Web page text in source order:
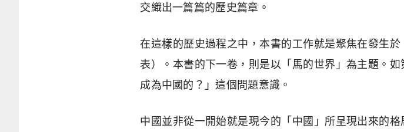
交織出一篇篇的歷史篇章。
在這樣的歷史過程之中，本書的工作就是聚焦在發生
表）。本書的下一卷，則是以「馬的世界」為主題。
成為中國的？」這個問題意識。
中國並非從一開始就是現今的「中國」所呈現出來的